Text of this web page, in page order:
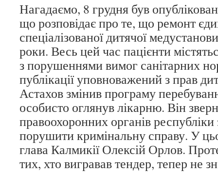
Нагадаємо, 8 грудня був
що розповідає про те, що ремонт
спеціалізованої дитячої
роки. Весь цей час пацієнти
з порушеннями вимог санітарних
публікації уповноважений з прав
Астахов змінив програму
особисто оглянув лікарню. Він
правоохоронних органів
порушити кримінальну справу. У
глава Калмикії Олексій Орлов.
тих, хто вигравав тендер, тепер не